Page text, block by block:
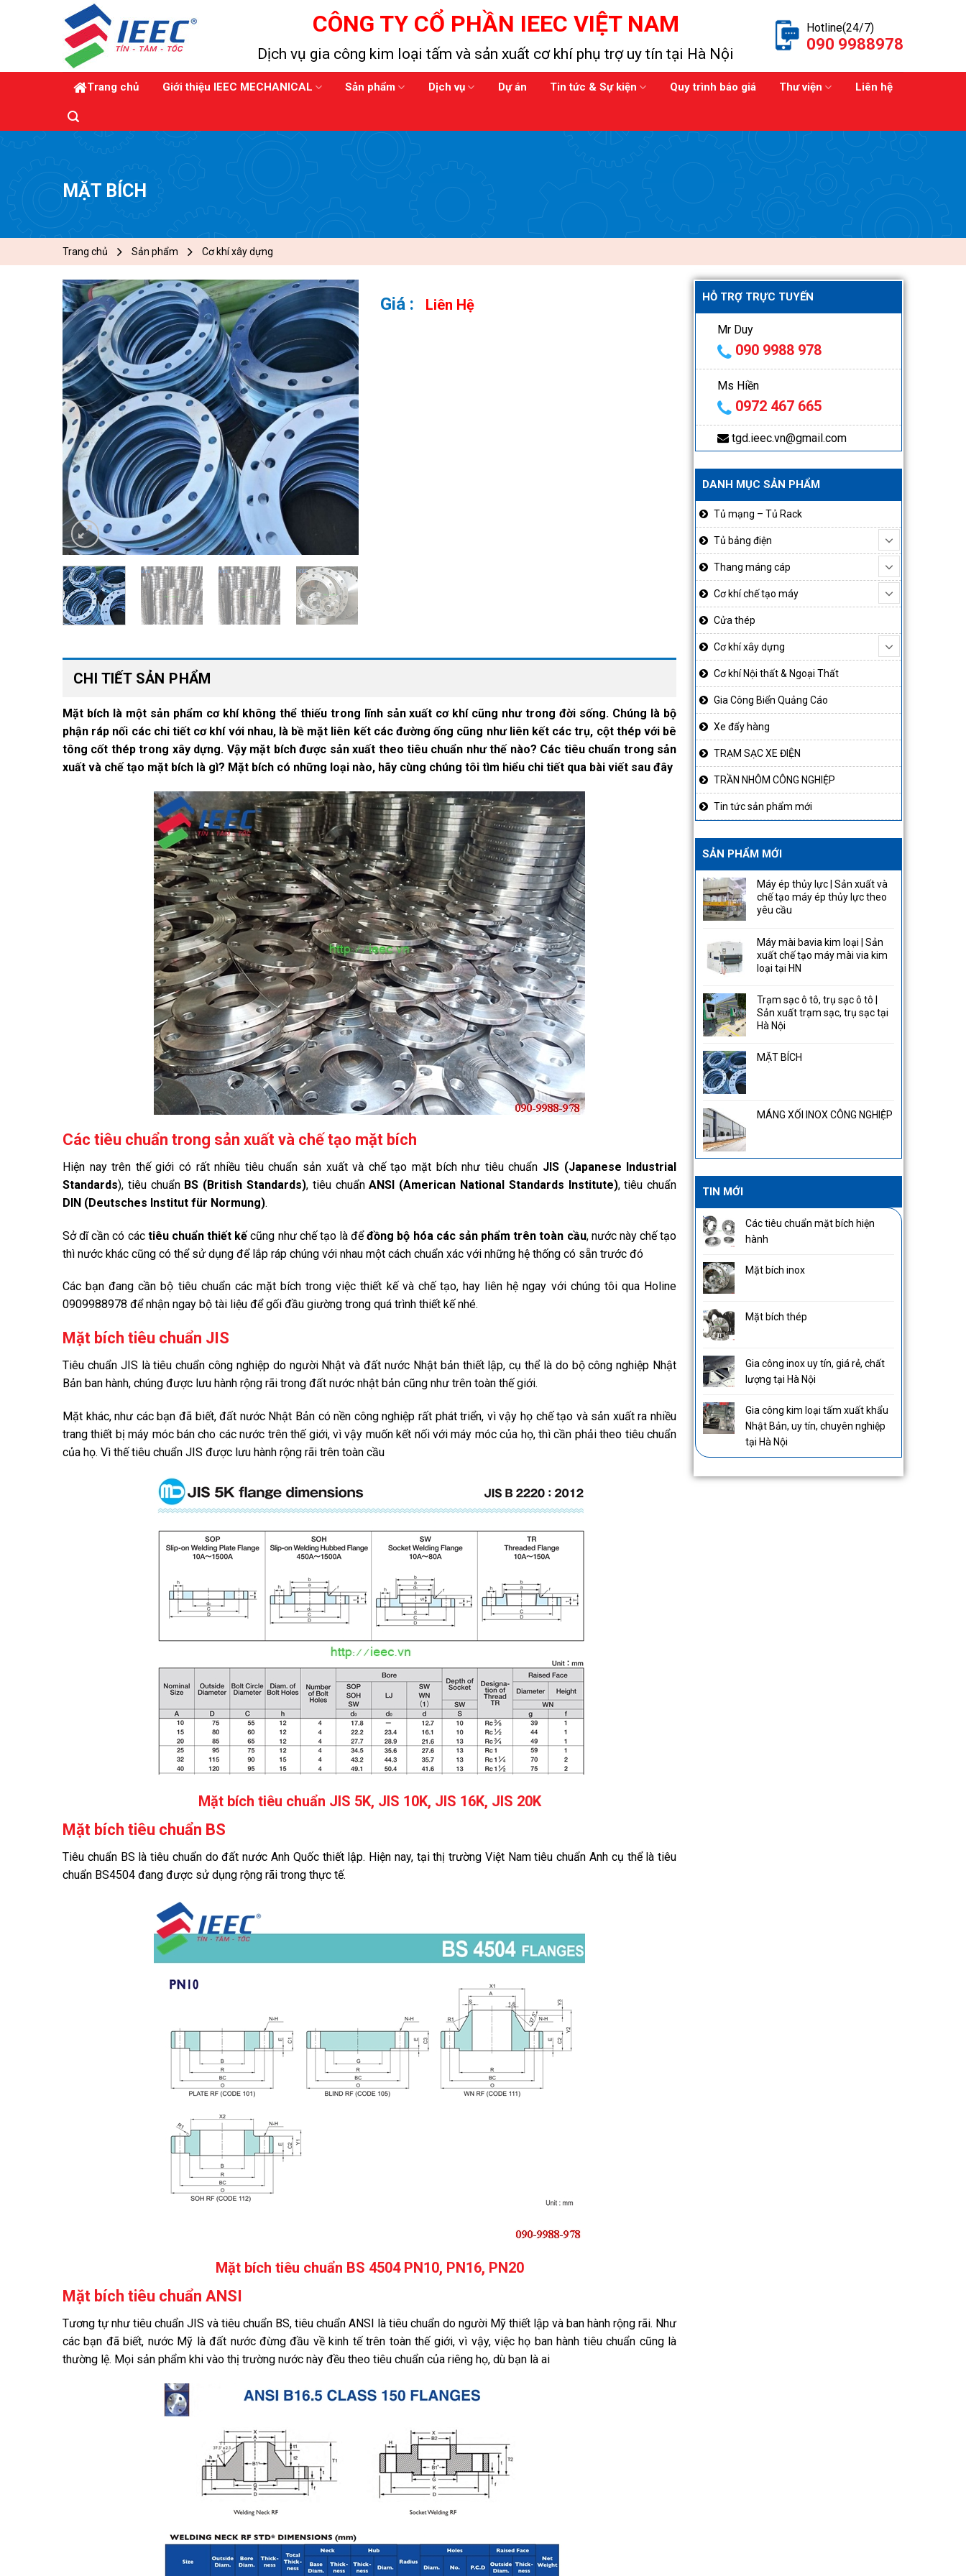
CÔNG TY CỔ PHẦN IEEC VIỆT NAM
Dịch vụ gia công kim loại tấm và sản xuất cơ khí phụ trợ uy tín tại Hà Nội
Hotline(24/7)
090 9988978
Trang chủ Giới thiệu IEEC MECHANICAL Sản phẩm Dịch vụ Dự án Tin tức & Sự kiện Quy trình báo giá Thư viện Liên hệ
MẶT BÍCH
Trang chủ Sản phẩm Cơ khí xây dựng
HỖ TRỢ TRỰC TUYẾN
Mr Duy
090 9988 978
Ms Hiền
0972 467 665
tgd.ieec.vn@gmail.com
DANH MỤC SẢN PHẨM
Tủ mạng – Tủ Rack
Tủ bảng điện
Thang máng cáp
Cơ khí chế tạo máy
Cửa thép
Cơ khí xây dựng
Cơ khí Nội thất & Ngoại Thất
Gia Công Biển Quảng Cáo
Xe đẩy hàng
TRẠM SẠC XE ĐIỆN
TRẦN NHÔM CÔNG NGHIỆP
Tin tức sản phẩm mới
SẢN PHẨM MỚI
Máy ép thủy lực | Sản xuất và
chế tạo máy ép thủy lực theo
yêu cầu
Máy mài bavia kim loại | Sản
xuất chế tạo máy mài via kim
loại tại HN
Trạm sạc ô tô, trụ sạc ô tô |
Sản xuất trạm sạc, trụ sạc tại
Hà Nội
MẶT BÍCH
MÁNG XỐI INOX CÔNG NGHIỆP
TIN MỚI
Các tiêu chuẩn mặt bích hiện
hành
Mặt bích inox
Mặt bích thép
Gia công inox uy tín, giá rẻ, chất
lượng tại Hà Nội
Gia công kim loại tấm xuất khẩu
Nhật Bản, uy tín, chuyên nghiệp
tại Hà Nội
Liên Hệ
CHI TIẾT SẢN PHẨM
Mặt bích là một sản phẩm cơ khí không thể thiếu trong lĩnh sản xuất cơ khí cũng như trong đời sống. Chúng là bộ
phận ráp nối các chi tiết cơ khí với nhau, là bề mặt liên kết các đường ống cũng như liên kết các trụ, cột thép với bê
tông cốt thép trong xây dựng. Vậy mặt bích được sản xuất theo tiêu chuẩn như thế nào? Các tiêu chuẩn trong sản
xuất và chế tạo mặt bích là gì? Mặt bích có những loại nào, hãy cùng chúng tôi tìm hiểu chi tiết qua bài viết sau đây
Các tiêu chuẩn trong sản xuất và chế tạo mặt bích
Hiện nay trên thế giới có rất nhiều tiêu chuẩn sản xuất và chế tạo mặt bích như tiêu chuẩn JIS (Japanese Industrial
Standards), tiêu chuẩn BS (British Standards), tiêu chuẩnANSI (American National Standards Institute), tiêu chuẩn
DIN (Deutsches Institut für Normung).
Sở dĩ cần có các tiêu chuẩn thiết kếcũng như chế tạo là đểđồng bộ hóa các sản phẩm trên toàn cầu, nước này chế tạo
thì nước khác cũng có thể sử dụng để lắp ráp chúng với nhau một cách chuẩn xác với những hệ thống có sẵn trước đó
Các bạn đang cần bộ tiêu chuẩn các mặt bích trong việc thiết kế và chế tạo, hay liên hệ ngay với chúng tôi qua Holine
0909988978 để nhận ngay bộ tài liệu để gối đầu giường trong quá trình thiết kế nhé.
Mặt bích tiêu chuẩn JIS
Tiêu chuẩn JIS là tiêu chuẩn công nghiệp do người Nhật và đất nước Nhật bản thiết lập, cụ thể là do bộ công nghiệp Nhật
Bản ban hành, chúng được lưu hành rộng rãi trong đất nước nhật bản cũng như trên toàn thế giới.
Mặt khác, như các bạn đã biết, đất nước Nhật Bản có nền công nghiệp rất phát triển, vì vậy họ chế tạo và sản xuất ra nhiều
trang thiết bị máy móc bán cho các nước trên thế giới, vì vậy muốn kết nối với máy móc của họ, thì cần phải theo tiêu chuẩn
của họ. Vì thế tiêu chuẩn JIS được lưu hành rộng rãi trên toàn cầu
Mặt bích tiêu chuẩn JIS 5K, JIS 10K, JIS 16K, JIS 20K
Mặt bích tiêu chuẩn BS
Tiêu chuẩn BS là tiêu chuẩn do đất nước Anh Quốc thiết lập. Hiện nay, tại thị trường Việt Nam tiêu chuẩn Anh cụ thể là tiêu
chuẩn BS4504 đang được sử dụng rộng rãi trong thực tế.
Mặt bích tiêu chuẩn BS 4504 PN10, PN16, PN20
Mặt bích tiêu chuẩn ANSI
Tương tự như tiêu chuẩn JIS và tiêu chuẩn BS, tiêu chuẩn ANSI là tiêu chuẩn do người Mỹ thiết lập và ban hành rộng rãi. Như
các bạn đã biết, nước Mỹ là đất nước đừng đầu về kinh tế trên toàn thế giới, vì vậy, việc họ ban hành tiêu chuẩn cũng là
thường lệ. Mọi sản phẩm khi vào thị trường nước này đều theo tiêu chuẩn của riêng họ, dù bạn là ai